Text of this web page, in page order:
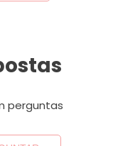
perguntas